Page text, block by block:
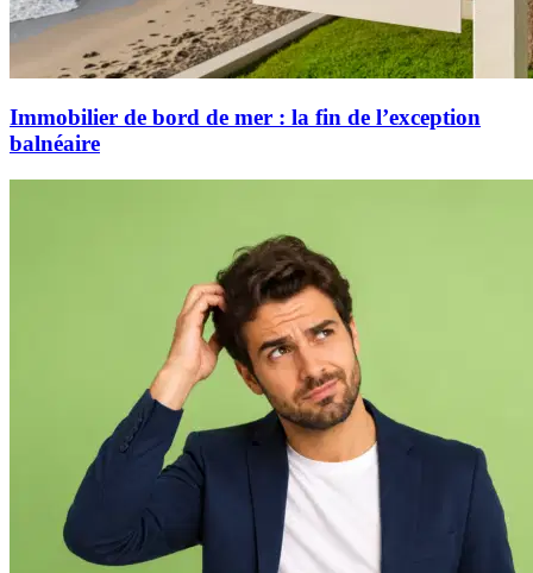
Immobilier de bord de mer : la fin de l’exception
balnéaire